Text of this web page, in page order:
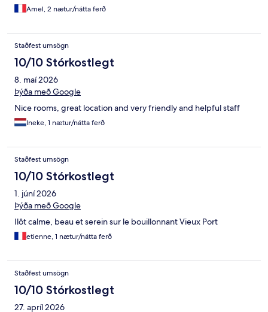
Amel, 2 nætur/nátta ferð
Staðfest umsögn
10/10 Stórkostlegt
8. maí 2026
Þýða með Google
Nice rooms, great location and very friendly and helpful staff
Ineke, 1 nætur/nátta ferð
Staðfest umsögn
10/10 Stórkostlegt
1. júní 2026
Þýða með Google
Ilôt calme, beau et serein sur le bouillonnant Vieux Port
etienne, 1 nætur/nátta ferð
Staðfest umsögn
10/10 Stórkostlegt
27. apríl 2026